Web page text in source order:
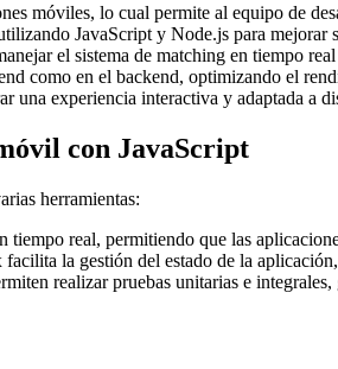
móviles, lo cual permite al equipo de
JavaScript y Node.js para
el sistema de matching en tiempo
como en el backend, optimizando el
una experiencia interactiva y adaptada a
con JavaScript
herramientas:
real, permitiendo que las
la gestión del estado de la
realizar pruebas unitarias e